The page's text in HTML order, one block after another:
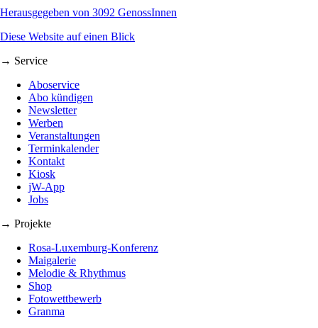
Herausgegeben von 3092 GenossInnen
Diese Website auf einen Blick
→ Service
Aboservice
Abo kündigen
Newsletter
Werben
Veranstaltungen
Terminkalender
Kontakt
Kiosk
jW-App
Jobs
→ Projekte
Rosa-Luxemburg-Konferenz
Maigalerie
Melodie & Rhythmus
Shop
Fotowettbewerb
Granma